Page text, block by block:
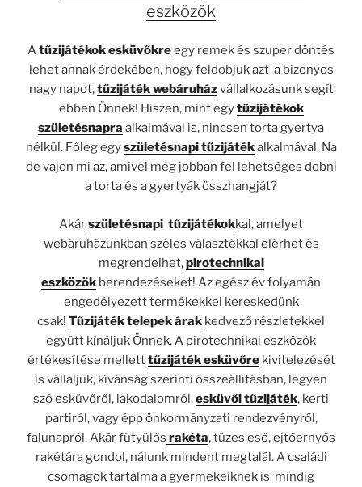
eszközök
Atűzijátékok esküvőkreegy remek és szuper döntés
lehet annak érdekében, hogy feldobjuk azt a bizonyos
nagy napot,tűzijáték webáruházvállalkozásunk segít
ebben Önnek! Hiszen, mint egytűzijátékok
születésnapra alkalmával is, nincsen torta gyertya
nélkül. Főleg egyszületésnapi tűzijátékalkalmával. Na
de vajon mi az, amivel még jobban fel lehetséges dobni
a torta és a gyertyák összhangját?
Akárszületésnapi tűzijátékokkal, amelyet
webáruházunkban széles választékkal elérhet és
megrendelhet,pirotechnikai
eszközök berendezéseket! Az egész év folyamán
engedélyezett termékekkel kereskedünk
csak! Tűzijáték telepek árak kedvező részletekkel
együtt kínáljuk Önnek. A pirotechnikai eszközök
értékesítése melletttűzijáték esküvőrekivitelezését
is vállaljuk, kívánság szerinti összeállításban, legyen
szó esküvőről, lakodalomról,esküvői tűzijáték, kerti
partiról, vagy épp önkormányzati rendezvényről,
falunapról. Akár fütyülős rakéta, tüzes eső, ejtőernyős
rakétára gondol, nálunk mindent megtalál. A családi
csomagok tartalma a gyermekeiknek is mindig